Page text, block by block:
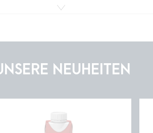
NEUHEITEN